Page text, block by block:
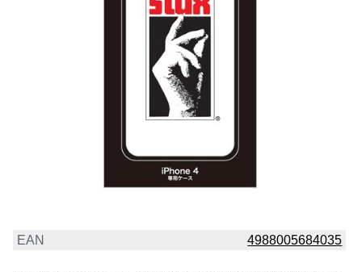
EAN 4988005684035